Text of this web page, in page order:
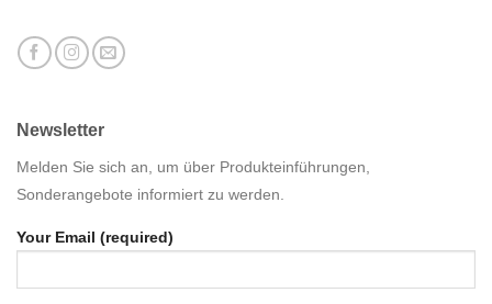
Newsletter
Melden Sie sich an, um über Produkteinführungen,
Sonderangebote informiert zu werden.
Your Email (required)